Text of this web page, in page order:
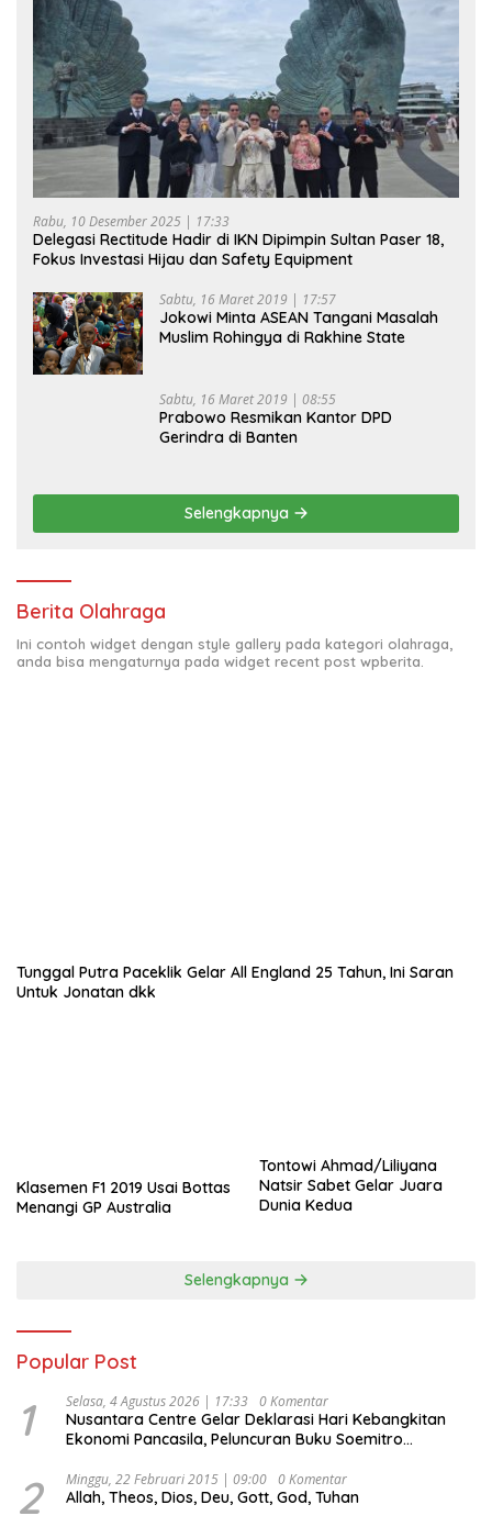
Rabu, 10 Desember 2025 | 17:33
Delegasi Rectitude Hadir di IKN Dipimpin Sultan Paser 18,
Fokus Investasi Hijau dan Safety Equipment
Sabtu, 16 Maret 2019 | 17:57
Jokowi Minta ASEAN Tangani Masalah
Muslim Rohingya di Rakhine State
Sabtu, 16 Maret 2019 | 08:55
Prabowo Resmikan Kantor DPD
Gerindra di Banten
Selengkapnya
Berita Olahraga
Ini contoh widget dengan style gallery pada kategori olahraga,
anda bisa mengaturnya pada widget recent post wpberita.
Tunggal Putra Paceklik Gelar All England 25 Tahun, Ini Saran
Untuk Jonatan dkk
Klasemen F1 2019 Usai Bottas
Menangi GP Australia
Tontowi Ahmad/Liliyana
Natsir Sabet Gelar Juara
Dunia Kedua
Selengkapnya
Popular Post
1 Selasa, 4 Agustus 2026 | 17:33 0 Komentar
Nusantara Centre Gelar Deklarasi Hari Kebangkitan
Ekonomi Pancasila, Peluncuran Buku Soemitro
Ekonomi Politik Indonesia) & Simposium Nasional
“Urgensi Undang-Undang Perekonomian Nasional dan
2 Minggu, 22 Februari 2015 | 09:00 0 Komentar
Allah, Theos, Dios, Deu, Gott, God, Tuhan